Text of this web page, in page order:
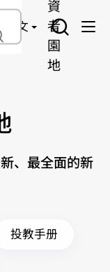
中文
資
者
園
地
、最全面的新
投教手册